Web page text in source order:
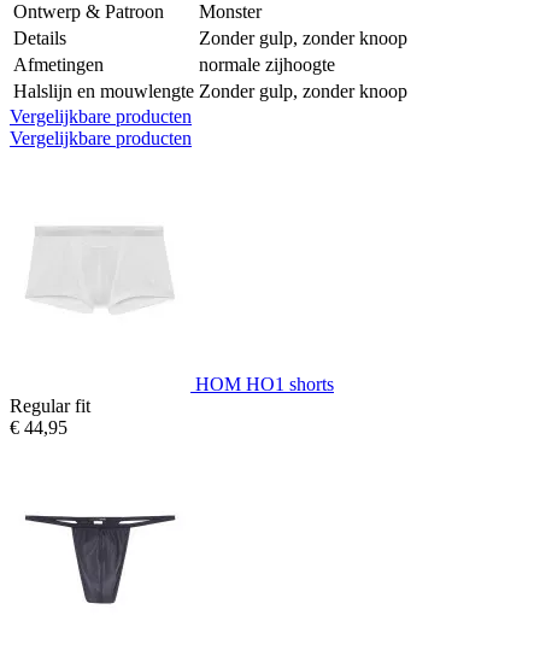
Ontwerp & Patroon
Monster
Details
Zonder gulp, zonder knoop
Afmetingen
normale zijhoogte
Halslijn en mouwlengte Zonder gulp, zonder knoop
Vergelijkbare producten
Vergelijkbare producten
HOM HO1 shorts
Regular fit
€ 44,95